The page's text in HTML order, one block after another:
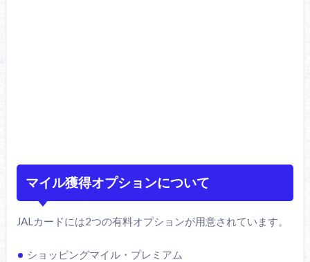
マイル獲得オプションについて
JALカードには2つの有料オプションが用意されています。
ショッピングマイル・プレミアム